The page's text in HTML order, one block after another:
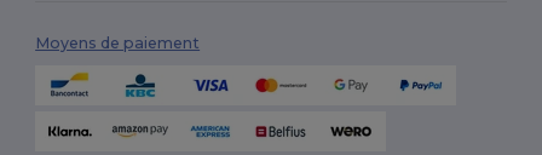
Moyens de paiement